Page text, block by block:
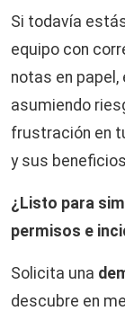
Si todavía
equipo con
notas en
asumiendo
frustración en
y sus
¿Listo para
permisos e
Solicita una
descubre en